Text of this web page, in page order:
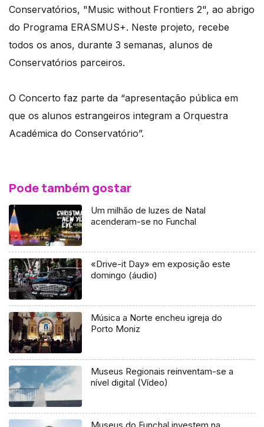
Conservatórios, "Music without Frontiers 2", ao abrigo
do Programa ERASMUS+. Neste projeto, recebe
todos os anos, durante 3 semanas, alunos de
Conservatórios parceiros.
O Concerto faz parte da “apresentação pública em
que os alunos estrangeiros integram a Orquestra
Académica do Conservatório”.
Pode também gostar
Um milhão de luzes de Natal
acenderam-se no Funchal
«Drive-it Day» em exposição este
domingo (áudio)
Música a Norte encheu igreja do
Porto Moniz
Museus Regionais reinventam-se a
nível digital (Vídeo)